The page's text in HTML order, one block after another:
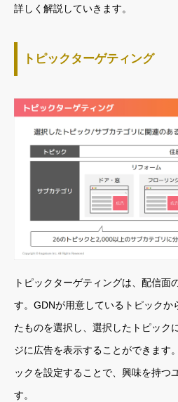
詳しく解説していきます。
トピックターゲティング
トピックターゲティングは、配信面
す。GDNが用意しているトピックか
たものを選択し、選択したトピック
ジに広告を表示することができます
ックを設定することで、興味を持つ
す。